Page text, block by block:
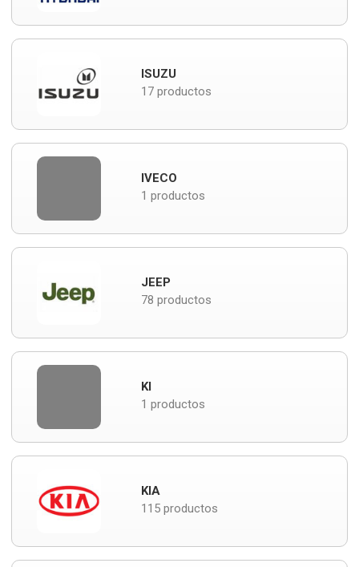
ISUZU
17 productos
IVECO
1 productos
JEEP
78 productos
KI
1 productos
KIA
115 productos